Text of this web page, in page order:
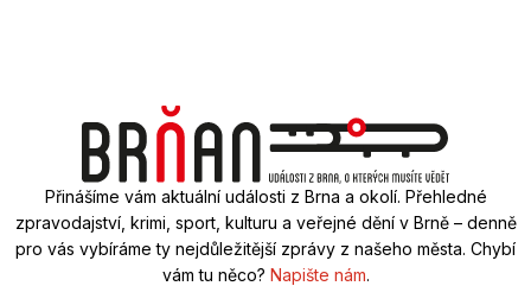
Přinášíme vám aktuální události z Brna a okolí. Přehledné
zpravodajství, krimi, sport, kulturu a veřejné dění v Brně – denně
pro vás vybíráme ty nejdůležitější zprávy z našeho města. Chybí
vám tu něco? Napište nám.